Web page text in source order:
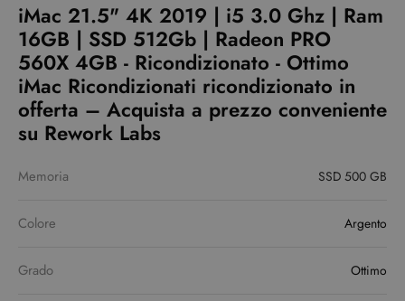
iMac 21.5" 4K 2019 | i5 3.0 Ghz | Ram
16GB | SSD 512Gb | Radeon PRO
560X 4GB - Ricondizionato - Ottimo
iMac Ricondizionati ricondizionato in
offerta – Acquista a prezzo conveniente
su Rework Labs
Memoria SSD 500 GB
Colore Argento
Grado Ottimo